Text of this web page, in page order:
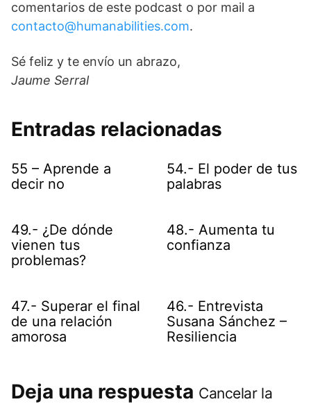
comentarios de este podcast o por mail a
contacto@humanabilities.com.
Sé feliz y te envío un abrazo,
Jaume Serral
Entradas relacionadas
55 – Aprende a
decir no
54.- El poder de tus
palabras
49.- ¿De dónde
vienen tus
problemas?
48.- Aumenta tu
confianza
47.- Superar el final
de una relación
amorosa
46.- Entrevista
Susana Sánchez –
Resiliencia
Deja una respuesta Cancelar la